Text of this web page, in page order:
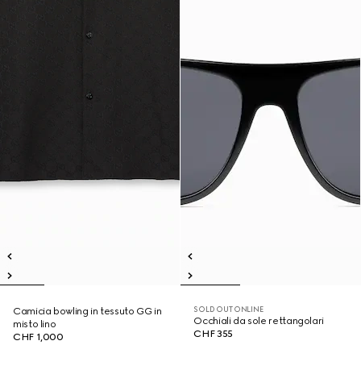
Camicia bowling in tessuto GG in
misto lino
CHF 1,000
SOLD OUT ONLINE
Occhiali da sole rettangolari
CHF 355